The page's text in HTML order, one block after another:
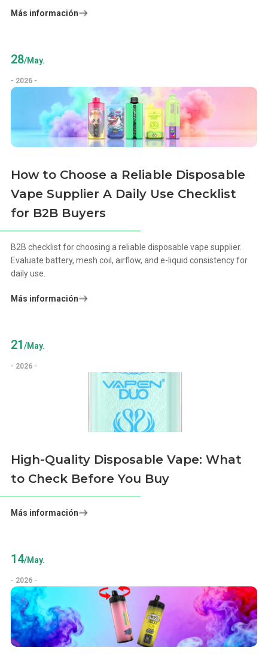
Más información
28/May.
- 2026 -
How to Choose a Reliable Disposable
Vape Supplier A Daily Use Checklist
for B2B Buyers
B2B checklist for choosing a reliable disposable vape supplier.
Evaluate battery, mesh coil, airflow, and e-liquid consistency for
daily use.
Más información
21/May.
- 2026 -
High-Quality Disposable Vape: What
to Check Before You Buy
Más información
14/May.
- 2026 -